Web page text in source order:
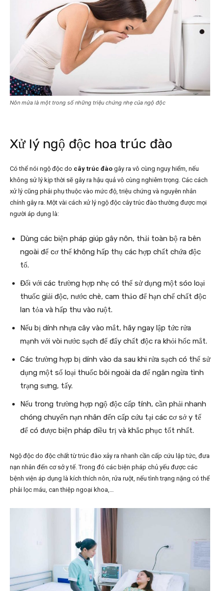
Nôn mửa là một trong số những triệu chứng nhẹ của ngộ độc
Xử lý ngộ độc hoa trúc đào
Có thể nói ngộ độc do cây trúc đào gây ra vô cùng nguy hiểm, nếu
không sử lý kịp thời sẽ gây ra hậu quả vô cùng nghiêm trọng. Các cách
xử lý cũng phải phụ thuộc vào mức độ, triệu chứng và nguyên nhân
chính gây ra. Một vài cách xử lý ngộ độc cây trúc đào thường được mọi
người áp dụng là:
Dùng các biện pháp giúp gây nôn, thải toàn bộ ra bên
ngoài để cơ thế không hấp thụ các hợp chất chứa độc
tố.
Đối với các trường hợp nhẹ có thể sử dụng một sóo loại
thuốc giải độc, nước chè, cam thảo để hạn chế chất độc
lan tỏa và hấp thu vào ruột.
Nếu bị dính nhựa cây vào mắt, hãy ngay lập tức rửa
mạnh với vòi nước sạch để đẩy chất độc ra khỏi hốc mắt.
Các trường hợp bị dính vào da sau khi rửa sạch có thể sử
dụng một số loại thuốc bôi ngoài da để ngăn ngừa tình
trạng sưng, tấy.
Nếu trong trường hợp ngộ độc cấp tính, cần phải nhanh
chóng chuyển nạn nhân đến cấp cứu tại các cơ sở y tế
để có được biện pháp điều trị và khắc phục tốt nhất.
Ngộ độc do độc chất từ trúc đào xảy ra nhanh cần cấp cứu lập tức, đưa
nạn nhân đến cơ sở y tế. Trong đó các biện pháp chủ yếu được các
bệnh viện áp dụng là kích thích nôn, rửa ruột, nếu tình trạng nặng có thể
phải lọc máu, can thiệp ngoại khoa,…